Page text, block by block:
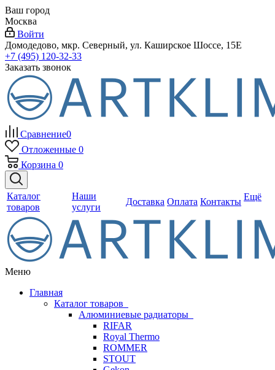
Ваш город
Москва
Войти
Домодедово, мкр. Северный, ул. Каширское Шоссе, 15Е
+7 (495) 120-32-33
Заказать звонок
Сравнение0
Отложенные 0
Корзина 0
Каталог
товаров
Наши
услуги
Доставка Оплата Контакты Ещё
Меню
Главная
Каталог товаров
Алюминиевые радиаторы
RIFAR
Royal Thermo
ROMMER
STOUT